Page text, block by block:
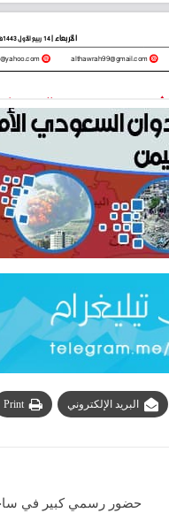
البريد الإلكتروني Print
حضور رسمي كبير في